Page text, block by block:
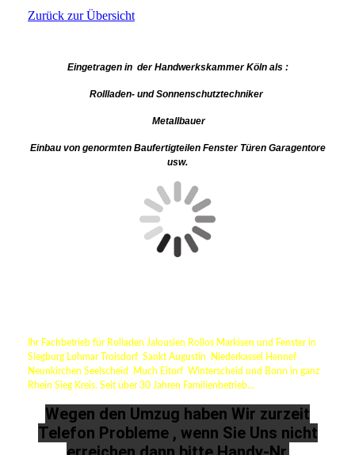
Zurück zur Übersicht
Eingetragen in der Handwerkskammer Köln als :
Rollladen- und Sonnenschutztechniker
Metallbauer
Einbau von genormten Baufertigteilen Fenster Türen Garagentore
usw.
Ihr Fachbetrieb für Rolladen Jalousien Rollos Markisen und Fenster in
Siegburg Lohmar Troisdorf Sankt Augustin Niederkassel Hennef
Neunkirchen Seelscheid Much Eitorf Winterscheid und Bonn in ganz
Rhein Sieg Kreis. Seit über 30 Jahren Familienbetrieb...
Wegen den Umzug haben Wir zurzeit
Telefon Probleme , wenn Sie Uns nicht